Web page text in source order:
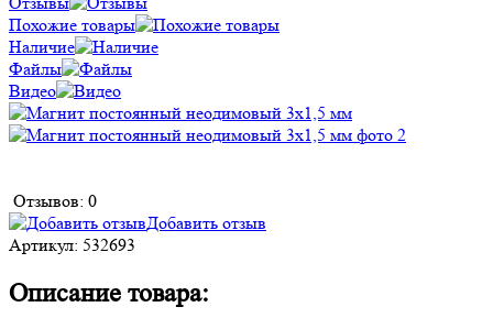
Похожие товары
Наличие
Файлы
Видео
Отзывов: 0
Добавить отзыв
Артикул: 532693
Описание товара: